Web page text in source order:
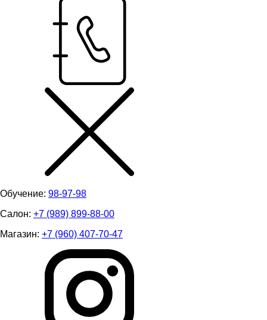
Обучение: 98-97-98
Салон: +7 (989) 899-88-00
Магазин: +7 (960) 407-70-47